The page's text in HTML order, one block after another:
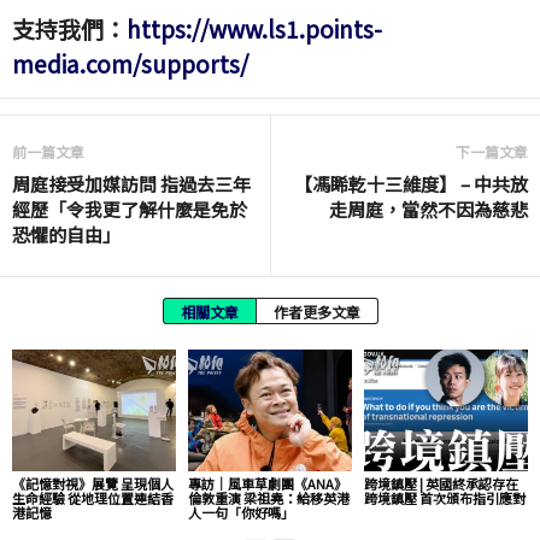
支持我們： https://www.ls1.points-
media.com/supports/
前一篇文章
周庭接受加媒訪問 指過去三年
經歷「令我更了解什麼是免於
恐懼的自由」
下一篇文章
【馮睎乾十三維度】 – 中共放
走周庭，當然不因為慈悲
相關文章 作者更多文章
《記憶對視》展覽 呈現個人
生命經驗 從地理位置連結香
港記憶
專訪｜風車草劇團《ANA》
倫敦重演 梁祖堯：給移英港
人一句「你好嗎」
跨境鎮壓 | 英國終承認存在
跨境鎮壓 首次頒布指引應對